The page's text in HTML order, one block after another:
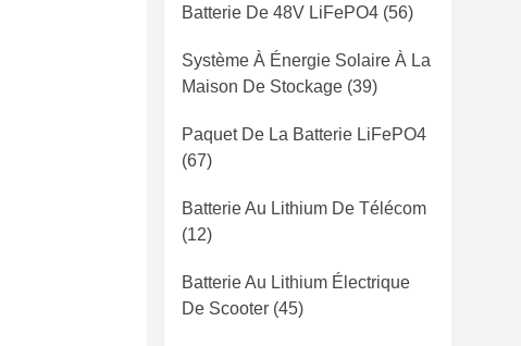
Batterie De 48V LiFePO4 (56)
Système À Énergie Solaire À La
Maison De Stockage (39)
Paquet De La Batterie LiFePO4
(67)
Batterie Au Lithium De Télécom
(12)
Batterie Au Lithium Électrique
De Scooter (45)